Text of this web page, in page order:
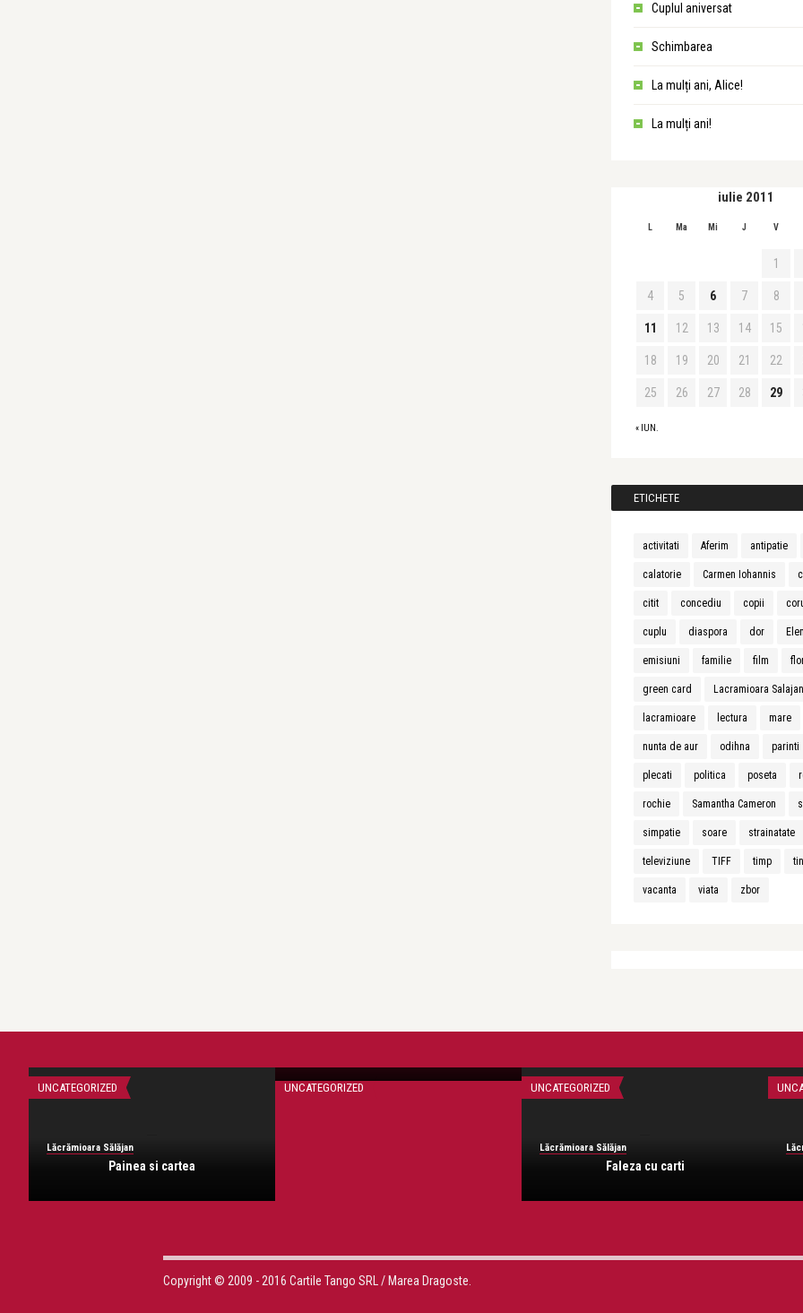
Cuplul aniversat
Schimbarea
La mulți ani, Alice!
La mulți ani!
iulie 2011
L Ma Mi J V
« IUN.
1
4 5 6 7 8
11 12 13 14 15
18 19 20 21 22
25 26 27 28 29
ETICHETE
activitati Aferim antipatie
calatorie Carmen Iohannis
citit concediu copii
cuplu diaspora dor
emisiuni familie film
green card Lacramioara Salajan
lacramioare lectura mare
nunta de aur odihna parinti
plecati politica poseta
rochie Samantha Cameron
simpatie soare strainatate
televiziune TIFF timp
vacanta viata zbor
UNCATEGORIZED
Lăcrămioara Sălăjan
Painea si cartea
UNCATEGORIZED UNCATEGORIZED
Lăcrămioara Sălăjan
Faleza cu carti
Copyright © 2009 - 2016 Cartile Tango SRL / Marea Dragoste.